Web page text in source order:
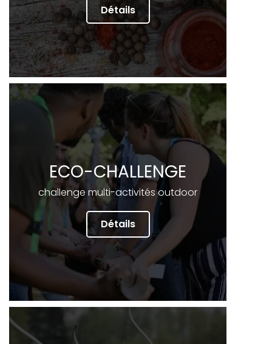
Détails
ECO-CHALLENGE
challenge multi-activités outdoor
Détails